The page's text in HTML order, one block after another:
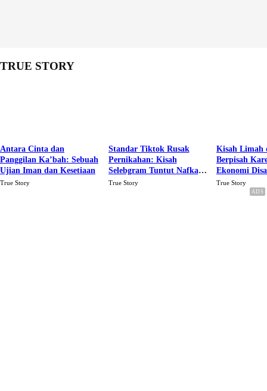
TRUE STORY
Antara Cinta dan
Panggilan Ka’bah: Sebuah
Ujian Iman dan Kesetiaan
True Story
Standar Tiktok Rusak
Pernikahan: Kisah
Selebgram Tuntut Nafkah
Rp.15 Juta Perbulan
True Story
Kisah Limah
Berpisah
Ekonomi
Karena Cinta
True Story